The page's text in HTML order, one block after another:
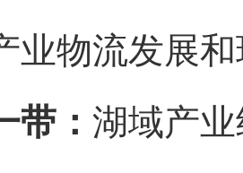
业物流发展
带： 湖域产